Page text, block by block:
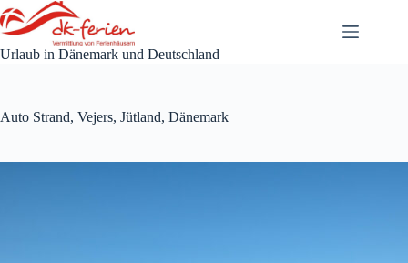
Zum
Inhalt
springen
Urlaub in Dänemark und Deutschland
Auto Strand, Vejers, Jütland, Dänemark